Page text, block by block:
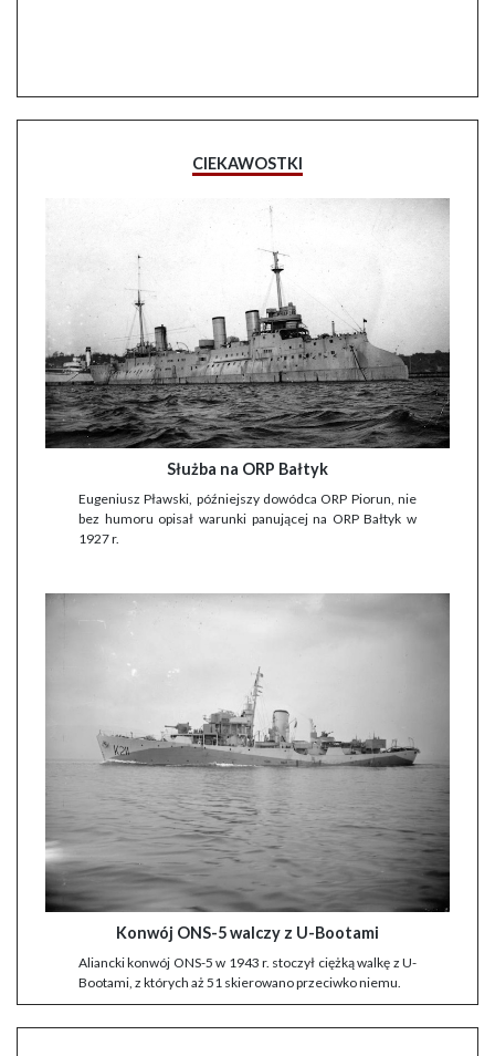
CIEKAWOSTKI
Służba na ORP Bałtyk
Eugeniusz Pławski, późniejszy dowódca ORP Piorun, nie
bez humoru opisał warunki panującej na ORP Bałtyk w
1927 r.
Konwój ONS-5 walczy z U-Bootami
Aliancki konwój ONS-5 w 1943 r. stoczył ciężką walkę z U-
Bootami, z których aż 51 skierowano przeciwko niemu.